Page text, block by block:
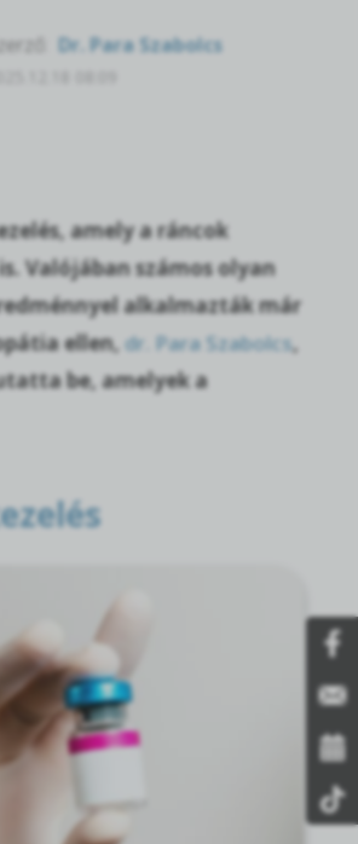
Szerző: Dr. Para Szabolcs
amely a ráncok
Valójában számos olyan
alkalmazták már
ellen, dr. Para Szabolcs,
be, amelyek a